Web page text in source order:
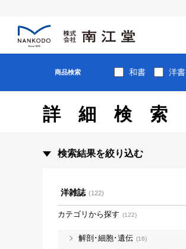
商品検索 和書 洋書
詳細検索
検索結果を絞り込む
洋雑誌 (122)
カテゴリから探す (122)
解剖･細胞･遺伝 (16)